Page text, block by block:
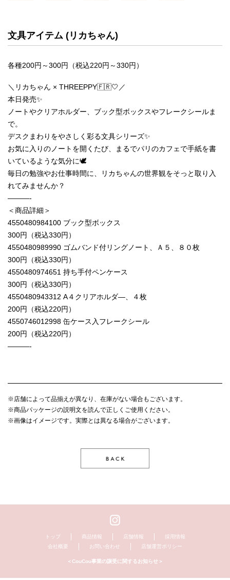
文具アイテム (リカちゃん)
各種200円～300円（税込220円～330円）
＼リカちゃん × THREEPPY🇫🇷🤍／
本日発売✨
ノートやクリアホルダー、ブック型ボックスやフレークシールま
で。
デスクまわりをやさしく彩る文具シリーズ✨
お気に入りのノートを開くたび、まるでパリのカフェで手紙を書
いているような気分に🕊️
毎日の勉強やお仕事時間に、リカちゃんの世界観をそっと取り入
れてみませんか？
———-
＜商品詳細＞
4550480984100 ブック型ボックス
300円（税込330円）
4550480989990 ゴムバンド付リングノート、Ａ５、８０枚
300円（税込330円）
4550480974651 持ち手付ペンケース
300円（税込330円）
4550480943312 A４クリアホルダ―、４枚
200円（税込220円）
4550746012998 缶ケース入フレークシール
200円（税込220円）
———-
※店舗によって品揃えが異なり、在庫がない場合もございます。
※商品パッケージの説明文を読んで正しくご使用ください。
※画像はイメージです。実際とは異なる場合がございます。
トップ 商品情報 店舗情報
採用情報
会社概要
お問い合わせ 店舗運営ポリシー
＜CouCou事業の譲受に関するお知らせ＞